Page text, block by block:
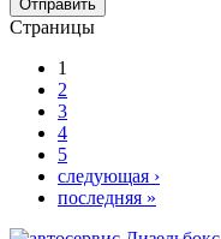
Страницы
1
2
3
4
5
следующая ›
последняя »